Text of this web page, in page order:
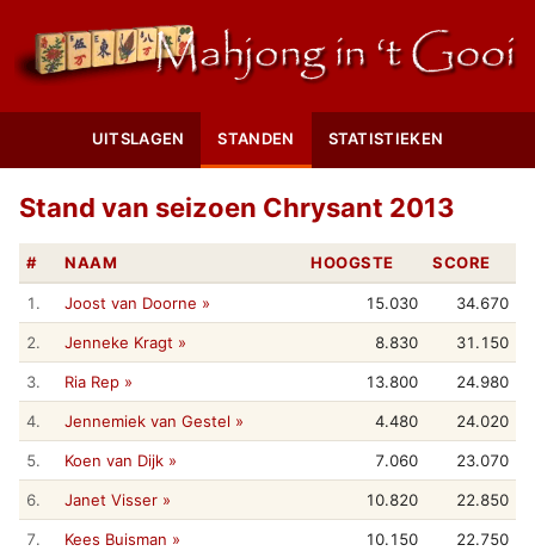
UITSLAGEN STANDEN STATISTIEKEN
Stand van seizoen Chrysant 2013
# NAAM HOOGSTE SCORE
1. Joost van Doorne » 15.030 34.670
2. Jenneke Kragt » 8.830 31.150
3. Ria Rep » 13.800 24.980
4. Jennemiek van Gestel » 4.480 24.020
5. Koen van Dijk » 7.060 23.070
6. Janet Visser » 10.820 22.850
7. Kees Buisman » 10.150 22.750